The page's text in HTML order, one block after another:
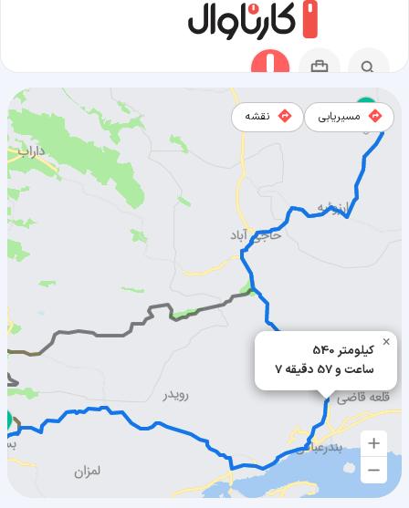
540 کیلومتر
7 ساعت و 57 دقیقه
×
مسیریابی نقشه
مسیر بستک به بافت